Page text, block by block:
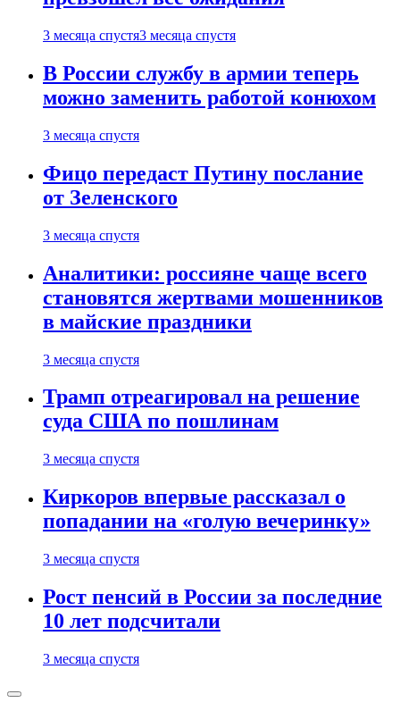
3 месяца спустя3 месяца спустя
В России службу в армии теперь
можно заменить работой конюхом
3 месяца спустя
Фицо передаст Путину послание
от Зеленского
3 месяца спустя
Аналитики: россияне чаще всего
становятся жертвами мошенников
в майские праздники
3 месяца спустя
Трамп отреагировал на решение
суда США по пошлинам
3 месяца спустя
Киркоров впервые рассказал о
попадании на «голую вечеринку»
3 месяца спустя
Рост пенсий в России за последние
10 лет подсчитали
3 месяца спустя